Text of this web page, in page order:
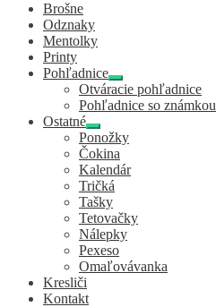
Brošne
Odznaky
Mentolky
Printy
Pohľadnice
Expand
child
menu
Otváracie pohľadnice
Pohľadnice so známkou
Ostatné
Expand
child
menu
Ponožky
Čokina
Kalendár
Tričká
Tašky
Tetovačky
Nálepky
Pexeso
Omaľovávanka
Kresliči
Kontakt